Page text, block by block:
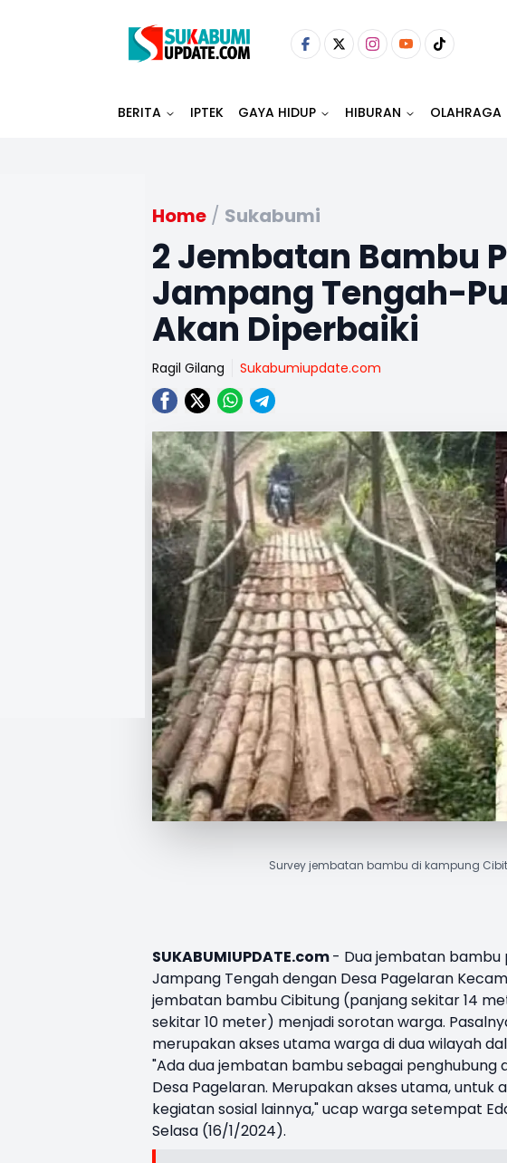
BERITA IPTEK GAYA HIDUP HIBURAN OLAHRAGA
Home / Sukabumi
2 Jembatan Bambu
Jampang Tengah-
Akan Diperbaiki
Ragil Gilang Sukabumiupdate.com
Survey jembatan bambu di kampung
SUKABUMIUPDATE.com- Duajembatan bambu
Jampang Tengah dengan Desa Pagelaran
jembatan bambu Cibitung (panjang sekitar 14
sekitar 10 meter) menjadi sorotan warga.
merupakan akses utama warga di dua wilayah
"Ada dua jembatan bambu sebagai penghubung
Desa Pagelaran. Merupakan akses utama, untuk
kegiatan sosial lainnya," ucap warga setempat
Selasa (16/1/2024).